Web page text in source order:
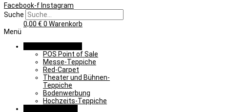
Facebook-f Instagram
Suche
0,00 € 0 Warenkorb
Menü
POS Point of Sale
Messe-Teppiche
Red-Carpet
Theater und Bühnen-
Teppiche
Bodenwerbung
Hochzeits-Teppiche